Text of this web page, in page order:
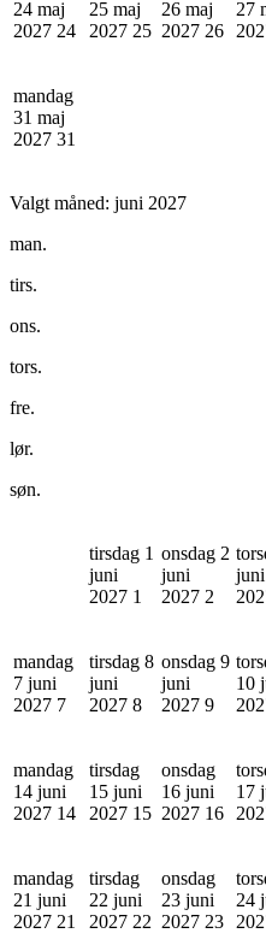
24 maj
2027 24
25 maj
2027 25
26 maj
2027 26
27
mandag
31 maj
2027 31
Valgt måned: juni 2027
man.
tirs.
ons.
tors.
fre.
lør.
søn.
tirsdag 1
juni
2027 1
onsdag 2
juni
2027 2
juni
mandag
7 juni
2027 7
tirsdag 8
juni
2027 8
onsdag 9
juni
2027 9
10
mandag
14 juni
2027 14
tirsdag
15 juni
2027 15
onsdag
16 juni
2027 16
17
mandag
21 juni
2027 21
tirsdag
22 juni
2027 22
onsdag
23 juni
2027 23
24